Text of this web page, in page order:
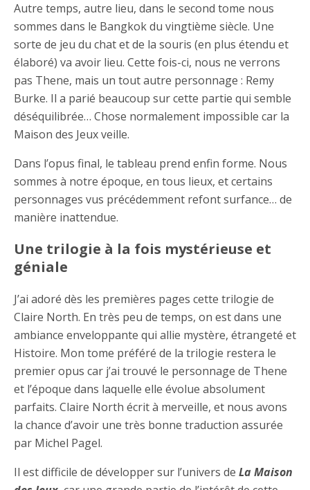
Autre temps, autre lieu, dans le second tome nous
sommes dans le Bangkok du vingtième siècle. Une
sorte de jeu du chat et de la souris (en plus étendu et
élaboré) va avoir lieu. Cette fois-ci, nous ne verrons
pas Thene, mais un tout autre personnage : Remy
Burke. Il a parié beaucoup sur cette partie qui semble
déséquilibrée… Chose normalement impossible car la
Maison des Jeux veille.
Dans l’opus final, le tableau prend enfin forme. Nous
sommes à notre époque, en tous lieux, et certains
personnages vus précédemment refont surfance… de
manière inattendue.
Une trilogie à la fois mystérieuse et
géniale
J’ai adoré dès les premières pages cette trilogie de
Claire North. En très peu de temps, on est dans une
ambiance enveloppante qui allie mystère, étrangeté et
Histoire. Mon tome préféré de la trilogie restera le
premier opus car j’ai trouvé le personnage de Thene
et l’époque dans laquelle elle évolue absolument
parfaits. Claire North écrit à merveille, et nous avons
la chance d’avoir une très bonne traduction assurée
par Michel Pagel.
Il est difficile de développer sur l’univers de La Maison